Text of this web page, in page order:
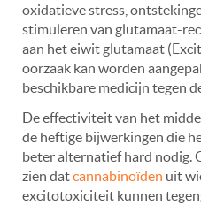
oxidatieve stress,
stimuleren van glutamaat-
aan het eiwit glutamaat
oorzaak kan worden
beschikbare medicijn tegen
De effectiviteit van het
de heftige bijwerkingen die
beter alternatief hard nodig.
zien datcannabinoïden uit
excitotoxiciteit kunnen